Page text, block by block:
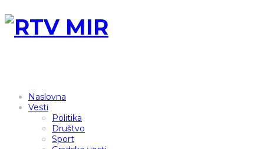
Naslovna
Vesti
Politika
Društvo
Sport